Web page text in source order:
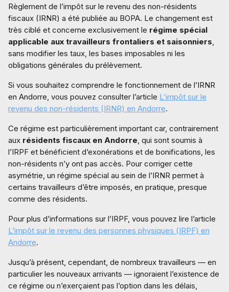
Règlement de l’impôt sur le revenu des non-résidents
fiscaux (IRNR) a été publiée au BOPA. Le changement est
très ciblé et concerne exclusivement le régime spécial
applicable aux travailleurs frontaliers et saisonniers,
sans modifier les taux, les bases imposables ni les
obligations générales du prélèvement.
Si vous souhaitez comprendre le fonctionnement de l’IRNR
en Andorre, vous pouvez consulter l’article L’impôt sur le
revenu des non-résidents (IRNR) en Andorre.
Ce régime est particulièrement important car, contrairement
aux résidents fiscaux en Andorre, qui sont soumis à
l’IRPF et bénéficient d’exonérations et de bonifications, les
non-résidents n’y ont pas accès. Pour corriger cette
asymétrie, un régime spécial au sein de l’IRNR permet à
certains travailleurs d’être imposés, en pratique, presque
comme des résidents.
Pour plus d’informations sur l’IRPF, vous pouvez lire l’article
L’impôt sur le revenu des personnes physiques (IRPF) en
Andorre.
Jusqu’à présent, cependant, de nombreux travailleurs — en
particulier les nouveaux arrivants — ignoraient l’existence de
ce régime ou n’exerçaient pas l’option dans les délais,